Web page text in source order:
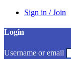
Sign in / Join
Login
Username or email